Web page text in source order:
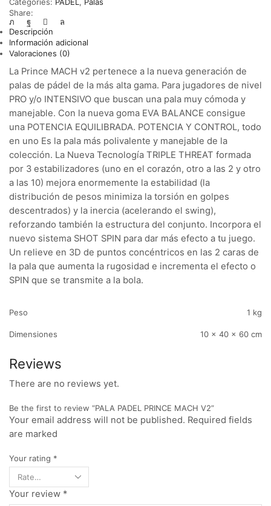
Categories: PADEL, Palas
Share:
Descripción
Información adicional
Valoraciones (0)
La Prince MACH v2 pertenece a la nueva generación de
palas de pádel de la más alta gama. Para jugadores de nivel
PRO y/o INTENSIVO que buscan una pala muy cómoda y
manejable. Con la nueva goma EVA BALANCE consigue
una POTENCIA EQUILIBRADA. POTENCIA Y CONTROL, todo
en uno Es la pala más polivalente y manejable de la
colección. La Nueva Tecnología TRIPLE THREAT formada
por 3 estabilizadores (uno en el corazón, otro a las 2 y otro
a las 10) mejora enormemente la estabilidad (la
distribución de pesos minimiza la torsión en golpes
descentrados) y la inercia (acelerando el swing),
reforzando también la estructura del conjunto. Incorpora el
nuevo sistema SHOT SPIN para dar más efecto a tu juego.
Un relieve en 3D de puntos concéntricos en las 2 caras de
la pala que aumenta la rugosidad e incrementa el efecto o
SPIN que se transmite a la bola.
Peso 1 kg
Dimensiones 10 × 40 × 60 cm
Reviews
There are no reviews yet.
Be the first to review “PALA PADEL PRINCE MACH V2”
Your email address will not be published. Required fields
are marked
Your rating *
Your review *